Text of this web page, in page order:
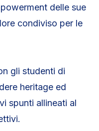
delle sue
condiviso per le
gli studenti di
heritage ed
spunti allineati al